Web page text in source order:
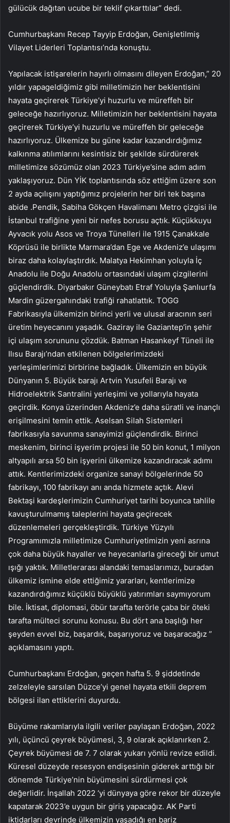
gülücük dağıtan ucube bir teklif çıkarttılar” dedi.
Cumhurbaşkanı Recep Tayyip Erdoğan, Genişletilmiş
Vilayet Liderleri Toplantısı’nda konuştu.
Yapılacak istişarelerin hayırlı olmasını dileyen Erdoğan,” 20
yıldır yapageldiğimiz gibi milletimizin her beklentisini
hayata geçirerek Türkiye’yi huzurlu ve müreffeh bir
geleceğe hazırlıyoruz. Milletimizin her beklentisini hayata
geçirerek Türkiye’yi huzurlu ve müreffeh bir geleceğe
hazırlıyoruz. Ülkemize bu güne kadar kazandırdığımız
kalkınma atılımlarını kesintisiz bir şekilde sürdürerek
milletimize sözümüz olan 2023 Türkiye’sine adım adım
yaklaşıyoruz. Dün YİK toplantısında söz ettiğim üzere son
2 ayda açılışını yaptığımız projelerin her biri tek başına
abide .Pendik, Sabiha Gökçen Havalimanı Metro çizgisi ile
İstanbul trafiğine yeni bir nefes borusu açtık. Küçükkuyu
Ayvacık yolu Asos ve Troya Tünelleri ile 1915 Çanakkale
Köprüsü ile birlikte Marmara’dan Ege ve Akdeniz’e ulaşımı
biraz daha kolaylaştırdık. Malatya Hekimhan yoluyla İç
Anadolu ile Doğu Anadolu ortasındaki ulaşım çizgilerini
güçlendirdik. Diyarbakır Güneybatı Etraf Yoluyla Şanlıurfa
Mardin güzergahındaki trafiği rahatlattık. TOGG
Fabrikasıyla ülkemizin birinci yerli ve ulusal aracının seri
üretim heyecanını yaşadık. Gaziray ile Gaziantep’in şehir
içi ulaşım sorununu çözdük. Batman Hasankeyf Tüneli ile
Ilısu Barajı’ndan etkilenen bölgelerimizdeki
yerleşimlerimizi birbirine bağladık. Ülkemizin en büyük
Dünyanın 5. Büyük barajı Artvin Yusufeli Barajı ve
Hidroelektrik Santralini yerleşimi ve yollarıyla hayata
geçirdik. Konya üzerinden Akdeniz’e daha süratli ve inançlı
erişilmesini temin ettik. Aselsan Silah Sistemleri
fabrikasıyla savunma sanayimizi güçlendirdik. Birinci
meskenim, birinci işyerim projesi ile 50 bin konut, 1 milyon
altyapılı arsa 50 bin işyerini ülkemize kazandıracak adımı
attık. Kentlerimizdeki organize sanayi bölgelerinde 50
fabrikayı, 100 fabrikayı anı anda hizmete açtık. Alevi
Bektaşi kardeşlerimizin Cumhuriyet tarihi boyunca tahlile
kavuşturulmamış taleplerini hayata geçirecek
düzenlemeleri gerçekleştirdik. Türkiye Yüzyılı
Programımızla milletimize Cumhuriyetimizin yeni asrına
çok daha büyük hayaller ve heyecanlarla gireceği bir umut
ışığı yaktık. Milletlerarası alandaki temaslarımızı, buradan
ülkemiz ismine elde ettiğimiz yararları, kentlerimize
kazandırdığımız küçüklü büyüklü yatırımları saymıyorum
bile. İktisat, diplomasi, öbür tarafta terörle çaba bir öteki
tarafta mülteci sorunu konusu. Bu dört ana başlığı her
şeyden evvel biz, başardık, başarıyoruz ve başaracağız ”
açıklamasını yaptı.
Cumhurbaşkanı Erdoğan, geçen hafta 5. 9 şiddetinde
zelzeleyle sarsılan Düzce’yi genel hayata etkili deprem
bölgesi ilan ettiklerini duyurdu.
Büyüme rakamlarıyla ilgili veriler paylaşan Erdoğan, 2022
yılı, üçüncü çeyrek büyümesi, 3, 9 olarak açıklanırken 2.
Çeyrek büyümesi de 7. 7 olarak yukarı yönlü revize edildi.
Küresel düzeyde resesyon endişesinin giderek arttığı bir
dönemde Türkiye’nin büyümesini sürdürmesi çok
değerlidir. İnşallah 2022 ‘yi dünyaya göre rekor bir düzeyle
kapatarak 2023’e uygun bir giriş yapacağız. AK Parti
iktidarları devrinde ülkemizin yaşadığı en bariz